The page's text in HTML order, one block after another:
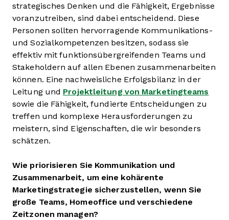
strategisches Denken und die Fähigkeit, Ergebnisse
voranzutreiben, sind dabei entscheidend. Diese
Personen sollten hervorragende Kommunikations-
und Sozialkompetenzen besitzen, sodass sie
effektiv mit funktionsübergreifenden Teams und
Stakeholdern auf allen Ebenen zusammenarbeiten
können. Eine nachweisliche Erfolgsbilanz in der
Leitung und Projektleitung von Marketingteams
sowie die Fähigkeit, fundierte Entscheidungen zu
treffen und komplexe Herausforderungen zu
meistern, sind Eigenschaften, die wir besonders
schätzen.
Wie priorisieren Sie Kommunikation und
Zusammenarbeit, um eine kohärente
Marketingstrategie sicherzustellen, wenn Sie
große Teams, Homeoffice und verschiedene
Zeitzonen managen?